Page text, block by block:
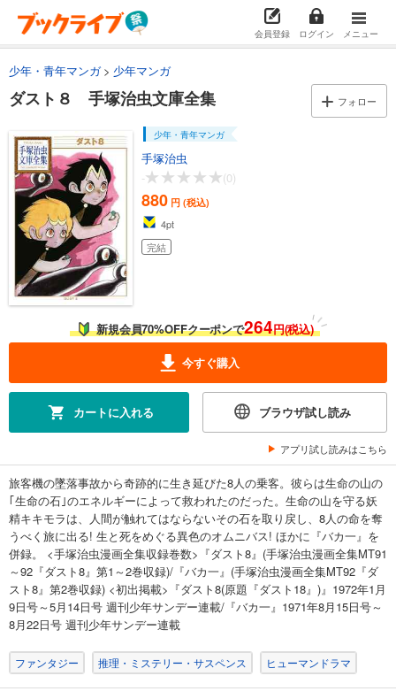
会員登録 ログイン メニュー
少年・青年マンガ 少年マンガ
ダスト８ 手塚治虫文庫全集 フォロー
少年・青年マンガ
手塚治虫
-
(0)
880 円 (税込)
4pt
完結
新規会員70%OFFクーポンで264円(税込)
今すぐ購入
カートに入れる ブラウザ試し読み
アプリ試し読みはこちら
旅客機の墜落事故から奇跡的に生き延びた8人の乗客。彼らは生命の山の
｢生命の石｣のエネルギーによって救われたのだった。生命の山を守る妖
精キキモラは、人間が触れてはならないその石を取り戻し、8人の命を奪
うべく旅に出る! 生と死をめぐる異色のオムニバス! ほかに『バカ一』を
併録。 <手塚治虫漫画全集収録巻数>『ダスト8』(手塚治虫漫画全集MT91
～92『ダスト8』第1～2巻収録)/『バカ一』(手塚治虫漫画全集MT92『ダ
スト8』第2巻収録) <初出掲載>『ダスト8(原題『ダスト18』)』1972年1月
9日号～5月14日号 週刊少年サンデー連載/『バカ一』1971年8月15日号～
8月22日号 週刊少年サンデー連載
ファンタジー 推理・ミステリー・サスペンス ヒューマンドラマ